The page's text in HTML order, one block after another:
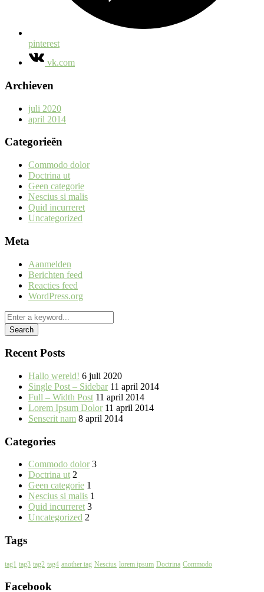
pinterest
vk.com
Archieven
juli 2020
april 2014
Categorieën
Commodo dolor
Doctrina ut
Geen categorie
Nescius si malis
Quid incurreret
Uncategorized
Meta
Aanmelden
Berichten feed
Reacties feed
WordPress.org
Recent Posts
Hallo wereld! 6 juli 2020
Single Post – Sidebar 11 april 2014
Full – Width Post 11 april 2014
Lorem Ipsum Dolor 11 april 2014
Senserit nam 8 april 2014
Categories
Commodo dolor 3
Doctrina ut 2
Geen categorie 1
Nescius si malis 1
Quid incurreret 3
Uncategorized 2
Tags
tag1 tag3 tag2 tag4 another tag Nescius lorem ipsum Doctrina Commodo
Facebook